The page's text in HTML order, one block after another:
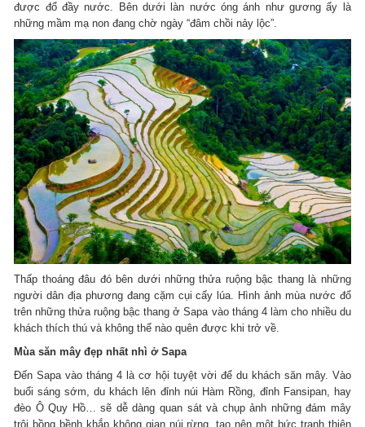
được đổ đầy nước. Bên dưới làn nước óng ánh như gương ấy là
những mầm mạ non đang chờ ngày “đâm chồi nảy lộc”.
Thấp thoáng đâu đó bên dưới những thửa ruộng bậc thang là những
người dân địa phương đang cặm cụi cấy lúa. Hình ảnh mùa nước đổ
trên những thửa ruộng bậc thang ở Sapa vào tháng 4 làm cho nhiều du
khách thích thú và không thể nào quên được khi trở về.
Mùa săn mây đẹp nhất nhì ở Sapa
Đến Sapa vào tháng 4 là cơ hội tuyệt vời để du khách săn mây. Vào
buổi sáng sớm, du khách lên đỉnh núi Hàm Rồng, đỉnh Fansipan, hay
đèo Ô Quy Hồ… sẽ dễ dàng quan sát và chụp ảnh những đám mây
trôi bồng bềnh khắp không gian núi rừng, tạo nên một bức tranh thiên